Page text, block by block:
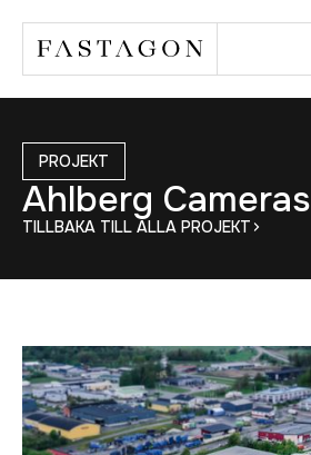
PROJEKT
Ahlberg Cameras
TILLBAKA TILL ALLA PROJEKT